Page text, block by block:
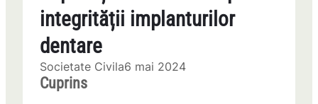
integrității implanturilor
dentare
Societate Civila6 mai 2024
Cuprins